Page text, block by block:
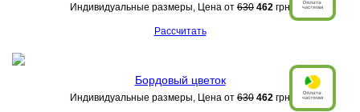
Индивидуальные размеры, Цена от 630 462 грн
Рассчитать
Бордовый цветок
Индивидуальные размеры, Цена от 630 462 грн